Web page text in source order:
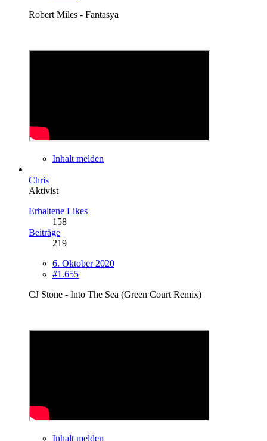
Robert Miles - Fantasya
Inhalt melden
Chris
Aktivist
Erhaltene Likes
158
Beiträge
219
6. Oktober 2020
#1.655
CJ Stone - Into The Sea (Green Court Remix)
Inhalt melden